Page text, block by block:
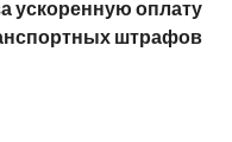
ускоренную оплату
штрафов